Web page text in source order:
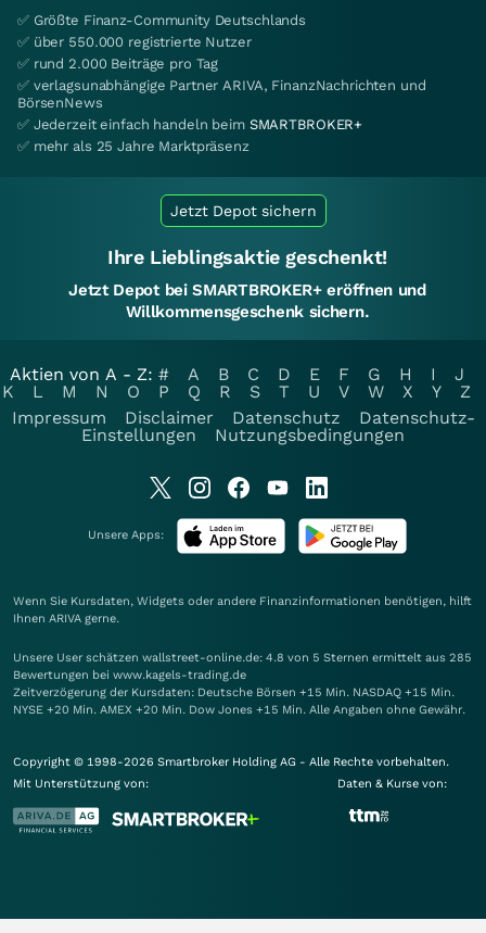
✅ Größte Finanz-Community Deutschlands
✅ über 550.000 registrierte Nutzer
✅ rund 2.000 Beiträge pro Tag
✅ verlagsunabhängige Partner ARIVA, FinanzNachrichten und
BörsenNews
✅ Jederzeit einfach handeln beim SMARTBROKER+
✅ mehr als 25 Jahre Marktpräsenz
Jetzt Depot sichern
Ihre Lieblingsaktie geschenkt!
Jetzt Depot bei SMARTBROKER+ eröffnen und
Willkommensgeschenk sichern.
Aktien von A - Z: # A B C D E F G H I
J
K
L M N O P Q R S T U V W X Y
Z
Impressum
Disclaimer Datenschutz
Datenschutz-
Einstellungen
Nutzungsbedingungen
Unsere Apps:
Wenn Sie Kursdaten, Widgets oder andere Finanzinformationen benötigen, hilft
Ihnen ARIVA gerne.
Unsere User schätzen wallstreet-online.de: 4.8 von 5 Sternen ermittelt aus 285
Bewertungen bei www.kagels-trading.de
Zeitverzögerung der Kursdaten: Deutsche Börsen +15 Min. NASDAQ +15 Min.
NYSE +20 Min. AMEX +20 Min. Dow Jones +15 Min. Alle Angaben ohne Gewähr.
Copyright © 1998-2026 Smartbroker Holding AG - Alle Rechte vorbehalten.
Mit Unterstützung von:
Daten & Kurse von: